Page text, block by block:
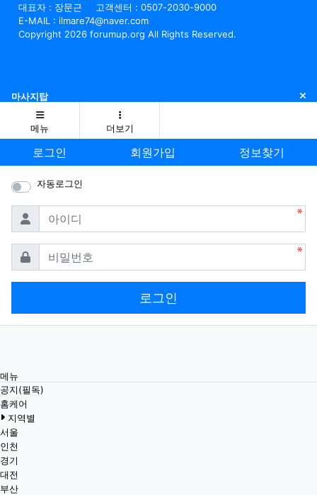
대표자 : 장문근
고객센터 : 0507-2030-9000
E-MAIL : ilmare74@naver.com
Copyright 2026 forumup.org All Rights Reserved.
마사지탑 닫
메뉴 더보기
로그인 회원가입 정보찾기
자동로그인
아이디
비밀번호
로그인
메뉴
공지(필독)
홈케어
지역별
서울
인천
경기
대전
부산